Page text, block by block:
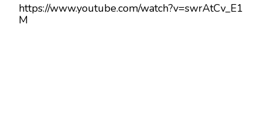
DE
https://www.youtube.com/watch?v=swrAtCv_E1
M